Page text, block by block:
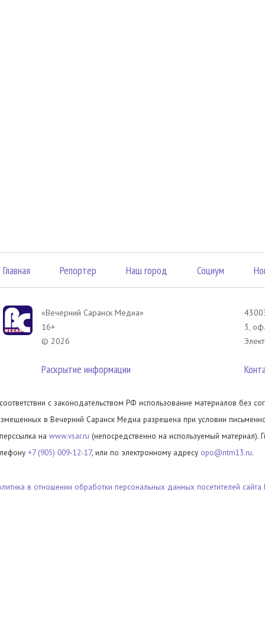
Главная Репортер Наш город Социум
«Вечерний Саранск Mедиа»
16+
© 2026
Раскрытие информации
3,
с законодательством РФ использование материалов без
в Вечерний Саранск Медиа разрешена при условии
на www.vsar.ru (непосредственно на используемый материал).
+7 (905) 009-12-17, или по электронному адресу opo@ntm13.ru.
в отношении обработки персональных данных посетителей